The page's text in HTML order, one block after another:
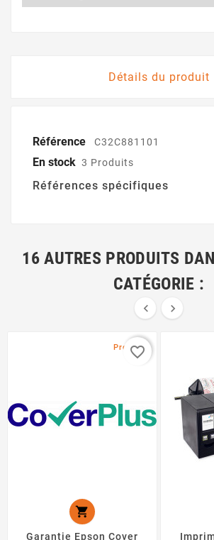
Détails du produit
Référence C32C881101
En stock 3 Produits
Références spécifiques
16 AUTRES PRODUITS
CATÉGORIE :
 
Promo !

Garantie Epson Cover
favorite_border